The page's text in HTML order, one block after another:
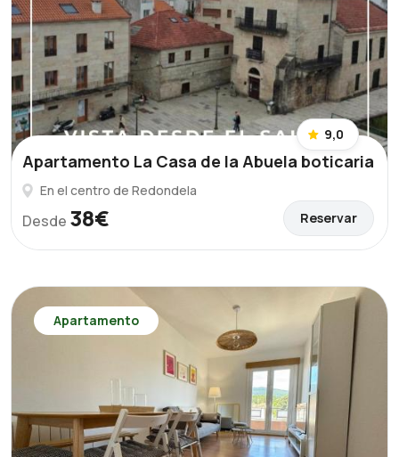
9,0
Apartamento La Casa de la Abuela boticaria
En el centro de Redondela
Desde 38€ Reservar
Apartamento